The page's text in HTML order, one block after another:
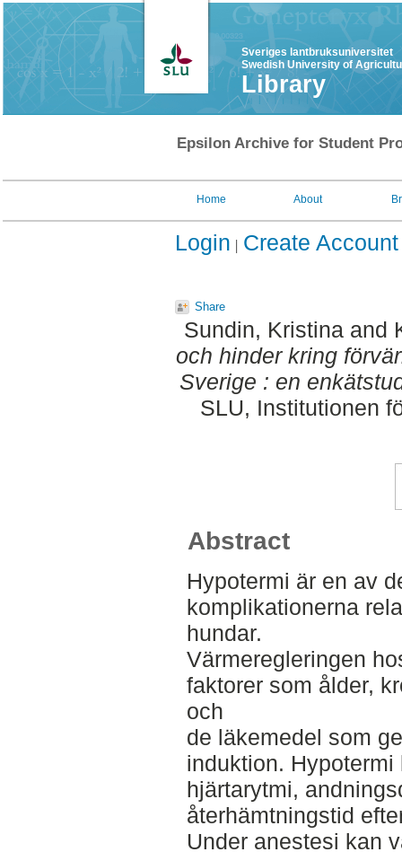
Sveriges lantbruksuniversitet
Swedish University of
Library
Epsilon Archive for Student
Home About
Login Create Account
Share
Sundin, Kristina and
och hinder kring
Sverige : en
SLU, Institutionen
Abstract
Hypotermi är en av
komplikationerna
hundar.
Värmeregleringen
faktorer som ålder,
och
de läkemedel som
induktion.
hjärtarytmi,
återhämtningstid
Under anestesi kan